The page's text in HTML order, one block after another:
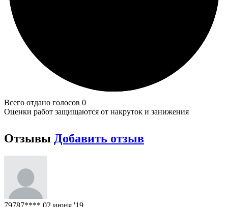
Всего отдано голосов 0
Оценки работ защищаются от накруток и занижения
Отзывы Добавить отзыв
79787**** 02 июня '19